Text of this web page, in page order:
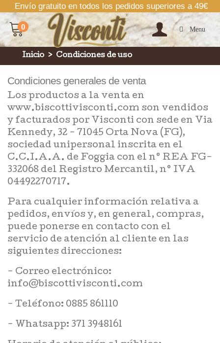
Envío gratuito en todos los pedidos superiores a 49€
0 Menu
Inicio > Condiciones de uso
Condiciones generales de venta
Los productos a la venta en
www.biscottivisconti.com son vendidos
y facturados por Visconti con sede en Via
Kennedy, 32 - 71045 Orta Nova (FG),
sociedad unipersonal inscrita en el
C.C.I.A.A. de Foggia con el n° REA FG-
332068 del Registro Mercantil, n° IVA
04492270717.
Para cualquier información relativa a
pedidos, envíos y, en general, compras,
puede ponerse en contacto con el
servicio de atención al cliente en las
siguientes direcciones:
- Correo electrónico:
info@biscottivisconti.com
- Teléfono: 0885 861110
- Whatsapp: 371 3948161